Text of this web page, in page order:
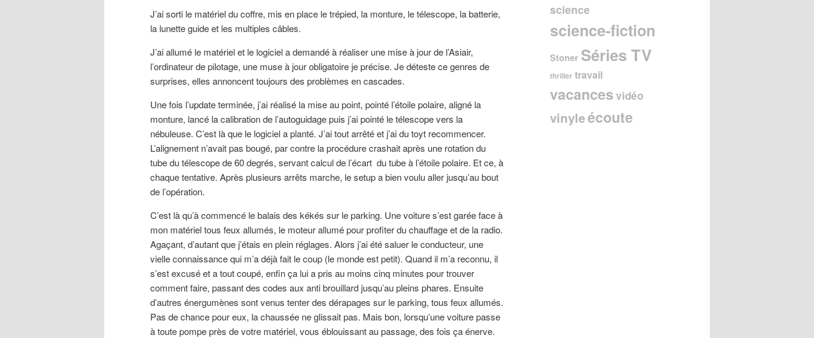
J’ai sorti le matériel du coffre, mis en place le trépied, la monture, le télescope, la batterie,
la lunette guide et les multiples câbles.
J’ai allumé le matériel et le logiciel a demandé à réaliser une mise à jour de l’Asiair,
l’ordinateur de pilotage, une muse à jour obligatoire je précise. Je déteste ce genres de
surprises, elles annoncent toujours des problèmes en cascades.
Une fois l’update terminée, j’ai réalisé la mise au point, pointé l’étoile polaire, aligné la
monture, lancé la calibration de l’autoguidage puis j’ai pointé le télescope vers la
nébuleuse. C’est là que le logiciel a planté. J’ai tout arrêté et j’ai du toyt recommencer.
L’alignement n’avait pas bougé, par contre la procédure crashait après une rotation du
tube du télescope de 60 degrés, servant calcul de l’écart du tube à l’étoile polaire. Et ce, à
chaque tentative. Après plusieurs arrêts marche, le setup a bien voulu aller jusqu’au bout
de l’opération.
C’est là qu’à commencé le balais des kékés sur le parking. Une voiture s’est garée face à
mon matériel tous feux allumés, le moteur allumé pour profiter du chauffage et de la radio.
Agaçant, d’autant que j’étais en plein réglages. Alors j’ai été saluer le conducteur, une
vielle connaissance qui m’a déjà fait le coup (le monde est petit). Quand il m’a reconnu, il
s’est excusé et a tout coupé, enfin ça lui a pris au moins cinq minutes pour trouver
comment faire, passant des codes aux anti brouillard jusqu’au pleins phares. Ensuite
d’autres énergumènes sont venus tenter des dérapages sur le parking, tous feux allumés.
Pas de chance pour eux, la chaussée ne glissait pas. Mais bon, lorsqu’une voiture passe
à toute pompe près de votre matériel, vous éblouissant au passage, des fois ça énerve.
science
science-fiction
Stoner Séries TV
thriller travail
vacances vidéo
vinyleécoute